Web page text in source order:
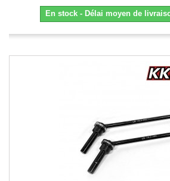
En stock - Délai moyen de